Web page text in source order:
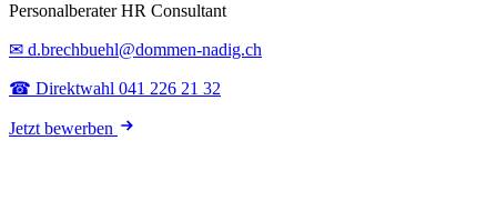
Personalberater HR Consultant
✉ d.brechbuehl@dommen-nadig.ch
☎ Direktwahl 041 226 21 32
Jetzt bewerben